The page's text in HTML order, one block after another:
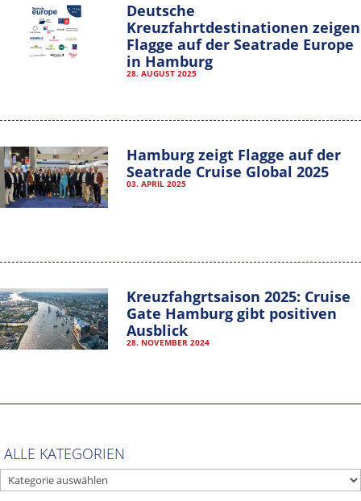
Deutsche
Kreuzfahrtdestinationen zeigen
Flagge auf der Seatrade Europe
in Hamburg
28. AUGUST 2025
Hamburg zeigt Flagge auf der
Seatrade Cruise Global 2025
03. APRIL 2025
Kreuzfahgrtsaison 2025: Cruise
Gate Hamburg gibt positiven
Ausblick
28. NOVEMBER 2024
ALLE KATEGORIEN
ALLE
KATEGORIEN